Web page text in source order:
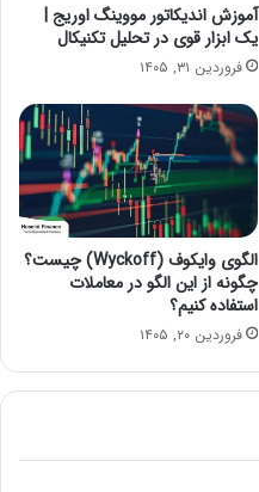
آموزش اندیکاتور مووینگ اوریج |
یک ابزار قوی در تحلیل تکنیکال
فروردین ۳۱, ۱۴۰۵
الگوی وایکوف (Wyckoff) چیست؟
چگونه از این الگو در معاملات
استفاده کنیم؟
فروردین ۲۰, ۱۴۰۵